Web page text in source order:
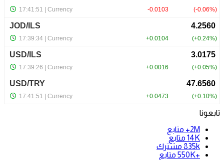
تابعونا
2M+
متابع
14K متابع
835k مشترك
+550K
متابع